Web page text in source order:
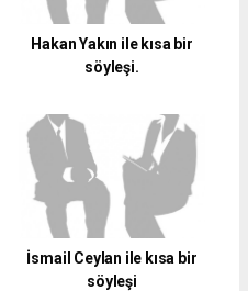
Hakan Yakın ile kısa bir
söyleşi.
İsmail Ceylan ile kısa bir
söyleşi